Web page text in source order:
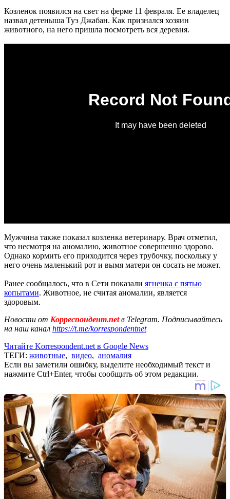
Козленок появился на свет на ферме 11 февраля. Ее владелец
назвал детеныша Туэ Джабан. Как признался хозяин
животного, на него пришла посмотреть вся деревня.
Мужчина также показал козленка ветеринару. Врач отметил,
что несмотря на аномалию, животное совершенно здорово.
Однако кормить его приходится через трубочку, поскольку у
него очень маленький рот и вымя матери он сосать не может.
Ранее сообщалось, что в Сети показали ягненка с пятью
копытами. Животное, не считая аномалии, является
здоровым.
Новости от Корреспондент.netв Telegram. Подписывайтесь
на наш канал https://t.me/korrespondentnet
Читайте Korrespondent.net в Google News
ТЕГИ: животные, видео, аномалия
Если вы заметили ошибку, выделите необходимый текст и
нажмите Ctrl+Enter, чтобы сообщить об этом редакции.